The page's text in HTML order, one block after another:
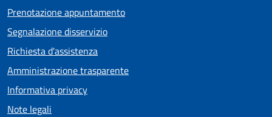
Prenotazione appuntamento
Segnalazione disservizio
Richiesta d'assistenza
Amministrazione trasparente
Informativa privacy
Note legali